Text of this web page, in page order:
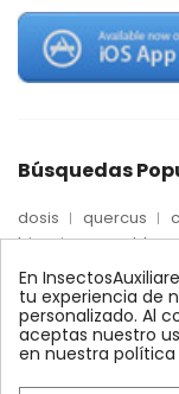
Búsquedas
dosis quercus
trips
mosca
Econex
control
max
nido
xilemax
foresta
bioline
robles
control biologico
En
tu experiencia de
personalizado. Al
aceptas nuestro
en nuestra política